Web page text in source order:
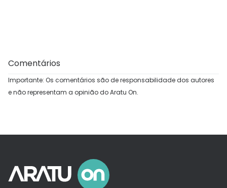
Comentários
Importante: Os comentários são de responsabilidade dos autores
e não representam a opinião do Aratu On.